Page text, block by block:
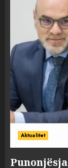
Aktualitet